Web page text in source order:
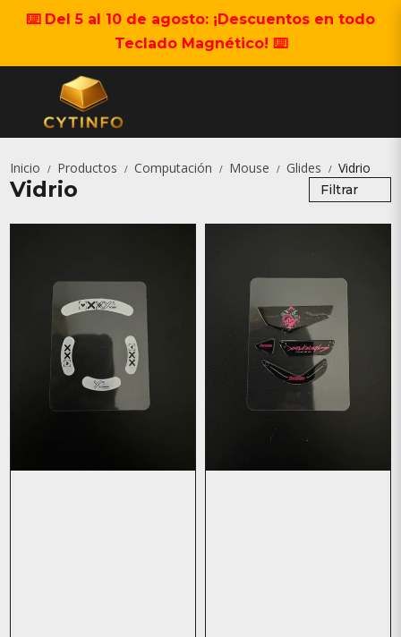
⌨️ Del 5 al 10 de agosto: ¡Descuentos en todo
Teclado Magnético! ⌨️
Inicio / Productos / Computación / Mouse / Glides / Vidrio
Vidrio Filtrar